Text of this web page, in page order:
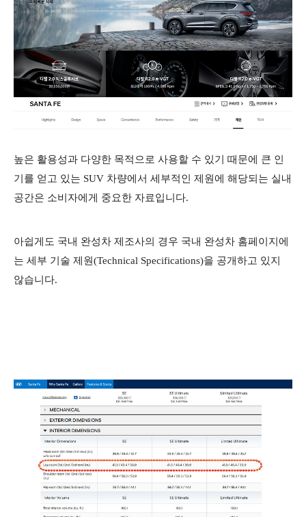
높은 활용성과 다양한 목적으로 사용할 수 있기 때문에 큰 인
기를 얻고 있는 SUV 차량에서 세부적인 제원에 해당되는 실내
공간은 소비자에게 중요한 자료입니다.
아쉽게도 국내 완성차 제조사의 경우 국내 완성차 홈페이지에
는 세부 기술 제원(Technical Specifications)을 공개하고 있지
않습니다.